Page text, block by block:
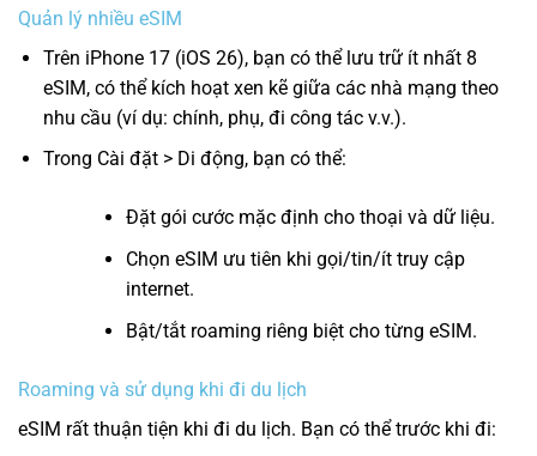
Quản lý nhiều eSIM
Trên iPhone 17 (iOS 26), bạn có thể lưu trữ ít nhất 8
eSIM, có thể kích hoạt xen kẽ giữa các nhà mạng theo
nhu cầu (ví dụ: chính, phụ, đi công tác v.v.).
Trong Cài đặt > Di động, bạn có thể:
Đặt gói cước mặc định cho thoại và dữ liệu.
Chọn eSIM ưu tiên khi gọi/tin/ít truy cập
internet.
Bật/tắt roaming riêng biệt cho từng eSIM.
Roaming và sử dụng khi đi du lịch
eSIM rất thuận tiện khi đi du lịch. Bạn có thể trước khi đi: